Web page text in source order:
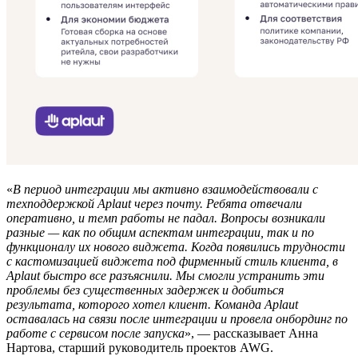
«В период интеграции мы активно взаимодействовали с
техподдержкой Aplaut через почту. Ребята отвечали
оперативно, и темп работы не падал. Вопросы возникали
разные — как по общим аспектам интеграции, так и по
функционалу их нового виджета. Когда появились трудности
с кастомизацией виджета под фирменный стиль клиента, в
Aplaut быстро все разъяснили. Мы смогли устранить эти
проблемы без существенных задержек и добиться
результата, которого хотел клиент. Команда Aplaut
оставалась на связи после интеграции и провела онбординг по
работе с сервисом после запуска», — рассказывает Анна
Нартова, старший руководитель проектов AWG.